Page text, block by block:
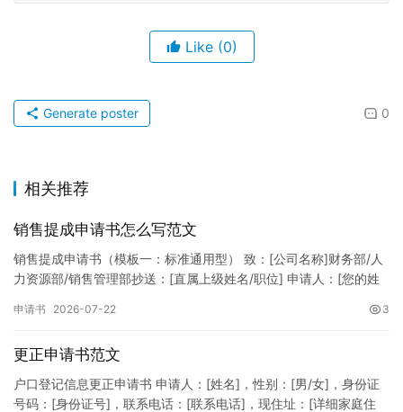
Like (0)
0
Generate poster
相关推荐
销售提成申请书怎么写范文
销售提成申请书（模板一：标准通用型） 致：[公司名称]财务部/人
力资源部/销售管理部抄送：[直属上级姓名/职位] 申请人：[您的姓
申请书 2026-07-22 3
更正申请书范文
户口登记信息更正申请书 申请人：[姓名]，性别：[男/女]，身份证
号码：[身份证号]，联系电话：[联系电话]，现住址：[详细家庭住